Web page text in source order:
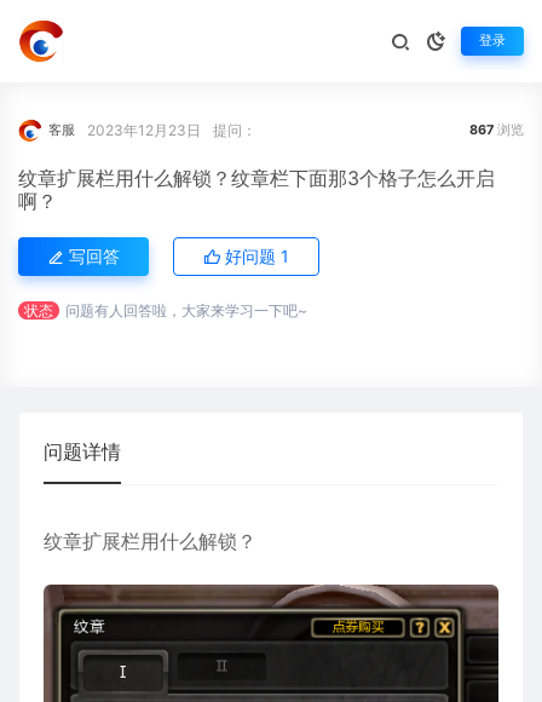
登录
客服 2023年12月23日 提问： 867 浏览
纹章扩展栏用什么解锁？纹章栏下面那3个格子怎么开启
啊？
写回答 好问题 1
状态 问题有人回答啦，大家来学习一下吧~
问题详情
纹章扩展栏用什么解锁？